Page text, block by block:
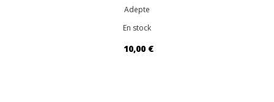
Adepte
En stock
10,00 €